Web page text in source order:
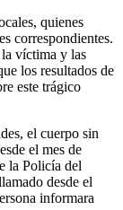
quienes
correspondientes.
víctima y las
los resultados de
este trágico
el cuerpo sin
el mes de
la Policía del
desde el
informara